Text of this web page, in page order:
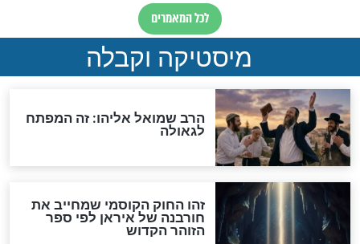
מה יהיה בימות המשיח?
"לפני הגאולה תהיה אפיקורסות
והכחשה גדולה מאוד של
האמונה"